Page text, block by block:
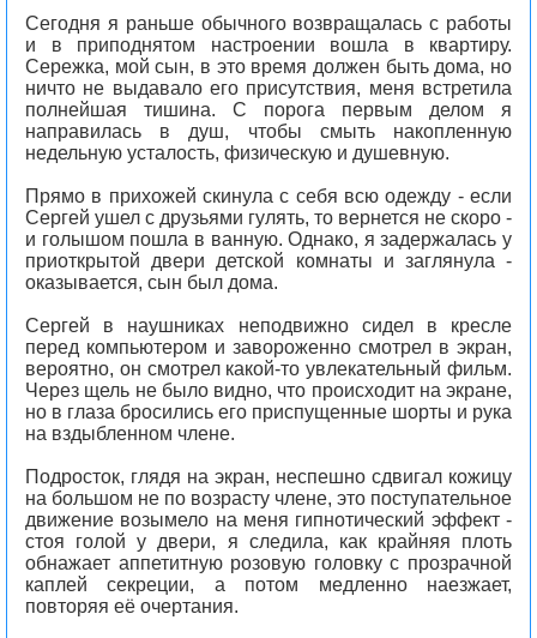
Сегодня я раньше обычного возвращалась с работы
и в приподнятом настроении вошла в квартиру.
Сережка, мой сын, в это время должен быть дома, но
ничто не выдавало его присутствия, меня встретила
полнейшая тишина. С порога первым делом я
направилась в душ, чтобы смыть накопленную
недельную усталость, физическую и душевную.
Прямо в прихожей скинула с себя всю одежду - если
Сергей ушел с друзьями гулять, то вернется не скоро -
и голышом пошла в ванную. Однако, я задержалась у
приоткрытой двери детской комнаты и заглянула -
оказывается, сын был дома.
Сергей в наушниках неподвижно сидел в кресле
перед компьютером и завороженно смотрел в экран,
вероятно, он смотрел какой-то увлекательный фильм.
Через щель не было видно, что происходит на экране,
но в глаза бросились его приспущенные шорты и рука
на вздыбленном члене.
Подросток, глядя на экран, неспешно сдвигал кожицу
на большом не по возрасту члене, это поступательное
движение возымело на меня гипнотический эффект -
стоя голой у двери, я следила, как крайняя плоть
обнажает аппетитную розовую головку с прозрачной
каплей секреции, а потом медленно наезжает,
повторяя её очертания.